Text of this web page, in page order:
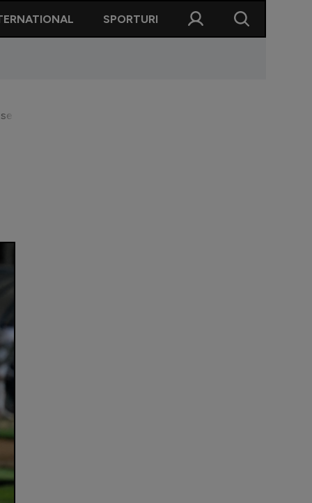
SPORTURI
luptă pentru semnătura sa